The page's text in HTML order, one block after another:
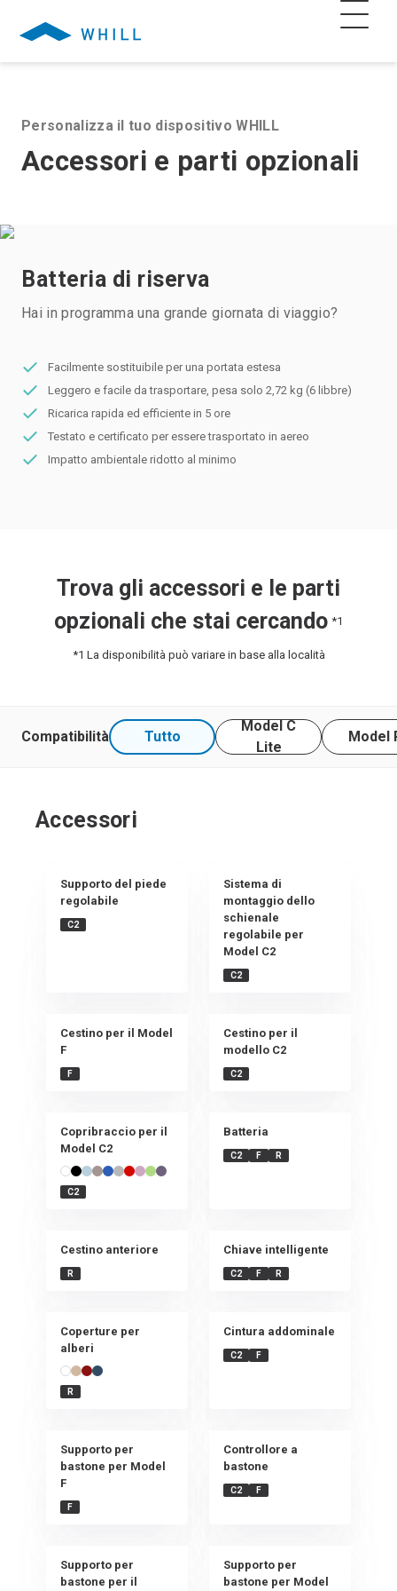
Personalizza il tuo dispositivo WHILL
Accessori e parti opzionali
Batteria di riserva
Hai in programma una grande giornata di viaggio?
Facilmente sostituibile per una portata estesa
Leggero e facile da trasportare, pesa solo 2,72 kg (6 libbre)
Ricarica rapida ed efficiente in 5 ore
Testato e certificato per essere trasportato in aereo
Impatto ambientale ridotto al minimo
Trova gli accessori e le parti
opzionali che stai cercando *1
*1 La disponibilità può variare in base alla località
Compatibilità Tutto
Model C
Lite
Model
Accessori
Supporto del piede
regolabile
C2
Sistema di
montaggio dello
schienale
regolabile per
Model C2
C2
Cestino per il Model
F
F
Cestino per il
modello C2
C2
Copribraccio per il
Model C2
C2
Batteria
C2 F R
Cestino anteriore
R
Chiave intelligente
C2 F R
Coperture per
alberi
R
Cintura addominale
C2 F
Supporto per
bastone per Model
F
F
Controllore a
bastone
C2 F
Supporto per
bastone per il
Supporto per
bastone per Model